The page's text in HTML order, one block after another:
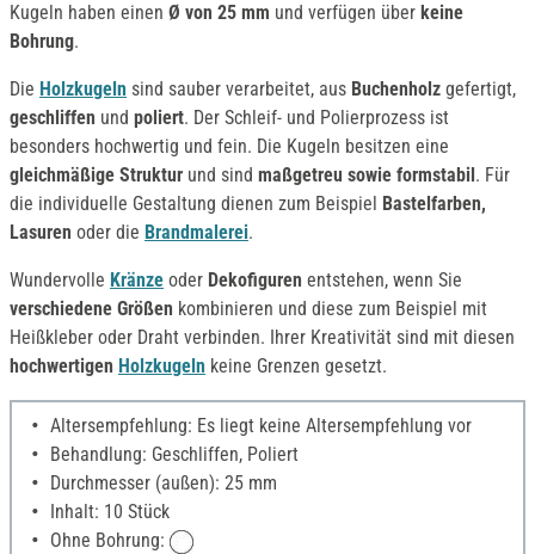
Kugeln haben einen Ø von 25 mm und verfügen über keine
Bohrung.
Die Holzkugeln sind sauber verarbeitet, aus Buchenholz gefertigt,
geschliffen und poliert. Der Schleif- und Polierprozess ist
besonders hochwertig und fein. Die Kugeln besitzen eine
gleichmäßige Struktur und sind maßgetreu sowie formstabil . Für
die individuelle Gestaltung dienen zum Beispiel
Bastelfarben,
Lasuren oder die Brandmalerei.
Wundervolle Kränze oder Dekofiguren entstehen, wenn Sie
verschiedene Größen kombinieren und diese zum Beispiel mit
Heißkleber oder Draht verbinden. Ihrer Kreativität sind mit diesen
hochwertigen Holzkugeln keine Grenzen gesetzt.
Altersempfehlung: Es liegt keine Altersempfehlung vor
Behandlung: Geschliffen, Poliert
Durchmesser (außen): 25 mm
Inhalt: 10 Stück
Ohne Bohrung: